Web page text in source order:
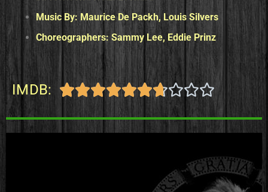
Music By: Maurice De Packh, Louis Silvers
Choreographers: Sammy Lee, Eddie Prinz
IMDB: 